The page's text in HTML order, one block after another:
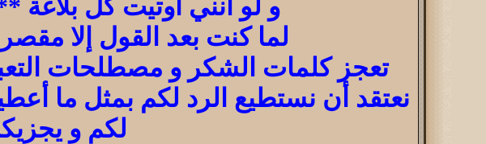
و لو أنني أوتيت كل بلاغة
لما كنت بعد القول إلا
تعجز كلمات الشكر و مصطلحات
نعتقد أن نستطيع الرد لكم بمثل ما
لكم و